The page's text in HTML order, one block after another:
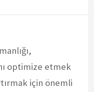
optimize etmek
için önemli